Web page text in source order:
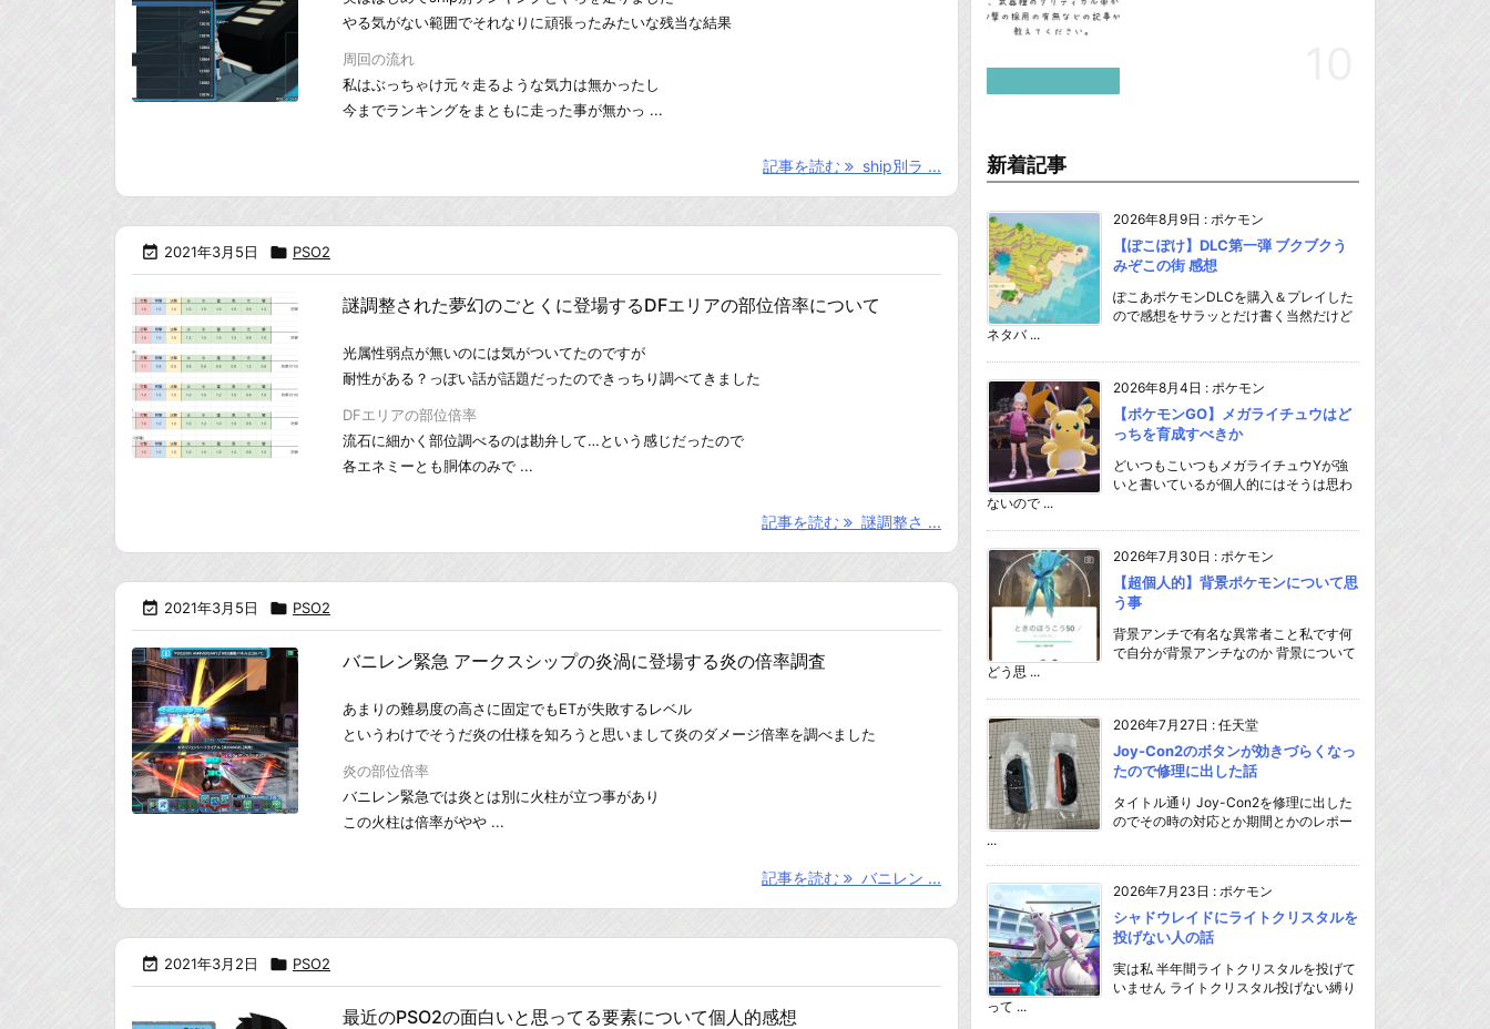
やる気がない範囲でそれなりに頑張ったみたいな残当な結果
周回の流れ
私はぶっちゃけ元々走るような気力は無かったし
今までランキングをまともに走った事が無かっ ...
記事を読む ship別ラ ...
 2021年3月5日  PSO2
謎調整された夢幻のごとくに登場するDFエリアの部位倍率について
光属性弱点が無いのには気がついてたのですが
耐性がある？っぽい話が話題だったのできっちり調べてきました
DFエリアの部位倍率
流石に細かく部位調べるのは勘弁して…という感じだったので
各エネミーとも胴体のみで ...
記事を読む 謎調整さ ...
 2021年3月5日  PSO2
バニレン緊急 アークスシップの炎渦に登場する炎の倍率調査
あまりの難易度の高さに固定でもETが失敗するレベル
というわけでそうだ炎の仕様を知ろうと思いまして炎のダメージ倍率を調べました
炎の部位倍率
バニレン緊急では炎とは別に火柱が立つ事があり
この火柱は倍率がやや ...
記事を読む バニレン ...
 2021年3月2日  PSO2
最近のPSO2の面白いと思ってる要素について個人的感想
新着記事
2026年8月9日 : ポケモン
【ぽこぽけ】DLC第一弾 ブクブクう
みぞこの街 感想
ぽこあポケモンDLCを購入＆プレイした
ので感想をサラッとだけ書く当然だけど
ネタバ ...
2026年8月4日 : ポケモン
【ポケモンGO】メガライチュウはど
っちを育成すべきか
どいつもこいつもメガライチュウYが強
いと書いているが個人的にはそうは思わ
ないので ...
2026年7月30日 : ポケモン
【超個人的】背景ポケモンについて思
う事
背景アンチで有名な異常者こと私です何
で自分が背景アンチなのか 背景について
どう思 ...
2026年7月27日 : 任天堂
Joy-Con2のボタンが効きづらくなっ
たので修理に出した話
タイトル通り Joy-Con2を修理に出した
のでその時の対応とか期間とかのレポー
...
2026年7月23日 : ポケモン
シャドウレイドにライトクリスタルを
投げない人の話
実は私 半年間ライトクリスタルを投げて
いません ライトクリスタル投げない縛り
って ...